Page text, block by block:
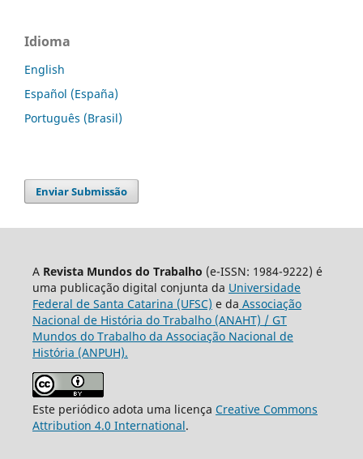
Idioma
English
Español (España)
Português (Brasil)
Enviar Submissão
A Revista Mundos do Trabalho (e-ISSN: 1984-9222) é
uma publicação digital conjunta da Universidade
Federal de Santa Catarina (UFSC) e da Associação
Nacional de História do Trabalho (ANAHT) / GT
Mundos do Trabalho da Associação Nacional de
História (ANPUH).
Este periódico adota uma licença Creative Commons
Attribution 4.0 International.